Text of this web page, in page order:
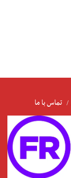
تماس با ما